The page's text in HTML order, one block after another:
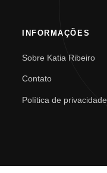
INFORMAÇÕES
Sobre Katia Ribeiro
Contato
Política de privacidade